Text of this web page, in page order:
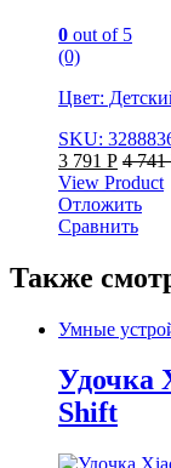
0 out of 5
(0)
Цвет:
SKU:
3 791 Р 4 741
View Product
Отложить
Сравнить
Также
Умные
Удочка
Shift